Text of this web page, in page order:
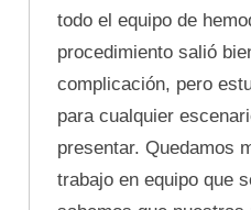
todo el equipo de
procedimiento salió
complicación, pero
para cualquier
presentar. Quedamos
trabajo en equipo que